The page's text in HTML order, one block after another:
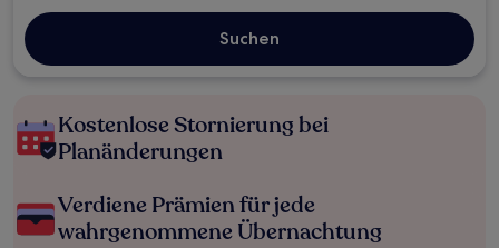
Suchen
Kostenlose Stornierung bei
Planänderungen
Verdiene Prämien für jede
wahrgenommene Übernachtung